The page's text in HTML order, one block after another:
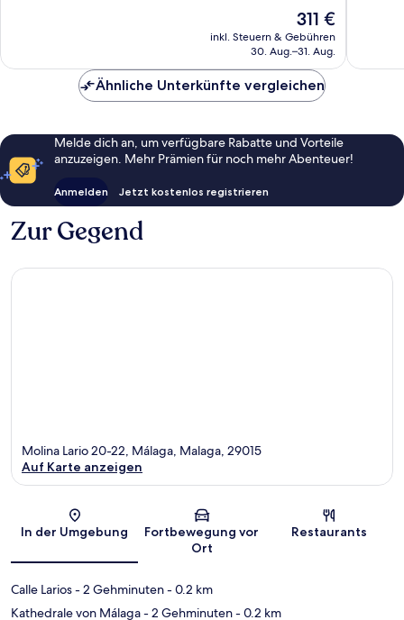
Der
Preis
beträgt
311 €
inkl. Steuern & Gebühren
30. Aug.–31. Aug.
Ähnliche Unterkünfte vergleichen
Melde dich an, um verfügbare Rabatte und Vorteile
anzuzeigen. Mehr Prämien für noch mehr Abenteuer!
Anmelden Jetzt kostenlos registrieren
Zur Gegend
Karte
Molina Lario 20-22, Málaga, Malaga, 29015
Auf Karte anzeigen
In der Umgebung
Fortbewegung vor
Ort
Restaurants
Calle Larios- 2 Gehminuten- 0.2 km
Kathedrale von Málaga- 2 Gehminuten- 0.2 km